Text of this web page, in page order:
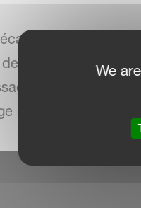
de 25
hauteur, tout en
facile de 50 à
de travail optimale
We